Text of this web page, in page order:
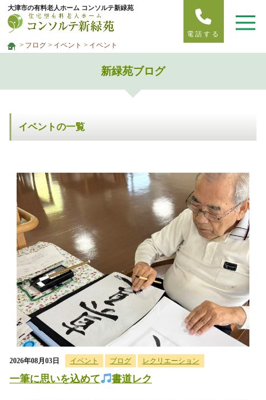
大津市の有料老人ホーム コンソルテ新緑苑
電話する
ブログ イベント イベント
新緑苑ブログ
イベントの一覧
2026年08月03日 イベント ブログ レクリエーション
一筆に思いを込めて 書道レク